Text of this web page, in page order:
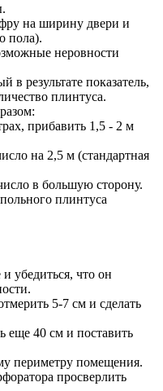
на ширину двери и
пола).
неровности
в результате показатель,
плинтуса.
прибавить 1,5 - 2 м
на 2,5 м (стандартная
в большую сторону.
плинтуса
убедиться, что он
5-7 см и сделать
еще 40 см и поставить
периметру помещения.
просверлить